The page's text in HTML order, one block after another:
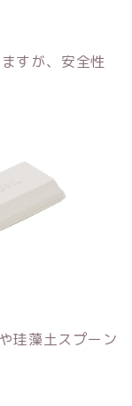
すが、安全性
珪藻土スプーン